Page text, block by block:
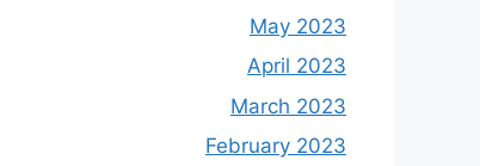
May 2023
April 2023
March 2023
February 2023